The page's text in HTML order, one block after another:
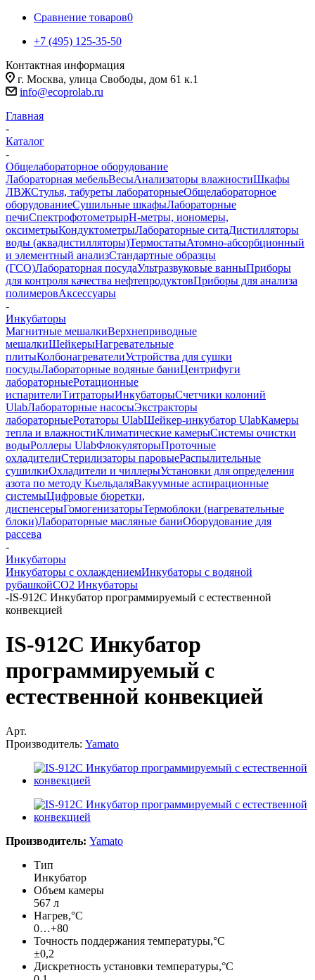
Сравнение товаров0
+7 (495) 125-35-50
Контактная информация
г. Москва, улица Свободы, дом 61 к.1
info@ecoprolab.ru
Главная
-
Каталог
-
Общелабораторное оборудование
Лабораторная мебельВесыАнализаторы влажностиШкафы
ЛВЖСтулья, табуреты лабораторныеОбщелабораторное
оборудованиеСушильные шкафыЛабораторные
печиСпектрофотометрыpH-метры, иономеры,
оксиметрыКондуктометрыЛабораторные ситаДистилляторы
воды (аквадистилляторы)ТермостатыАтомно-абсорбционный
и элементный анализСтандартные образцы
(ГСО)Лабораторная посудаУльтразвуковые ванныПриборы
для контроля качества нефтепродуктовПриборы для анализа
полимеровАксессуары
-
Инкубаторы
Магнитные мешалкиВерхнеприводные
мешалкиШейкерыНагревательные
плитыКолбонагревателиУстройства для сушки
посудыЛабораторные водяные баниЦентрифуги
лабораторныеРотационные
испарителиТитраторыИнкубаторыСчетчики колоний
UlabЛабораторные насосыЭкстракторы
лабораторныеРотаторы UlabШейкер-инкубатор UlabКамеры
тепла и влажностиКлиматические камерыСистемы очистки
водыРоллеры UlabФлокуляторыПроточные
охладителиСтерилизаторы паровыеРаспылительные
сушилкиОхладители и чиллерыУстановки для определения
азота по методу КьельдаляВакуумные аспирационные
системыЦифровые бюретки,
диспенсерыГомогенизаторыТермоблоки (нагревательные
блоки)Лабораторные масляные баниОборудование для
рассева
-
Инкубаторы
Инкубаторы с охлаждениемИнкубаторы с водяной
рубашкойCO2 Инкубаторы
-IS-912C Инкубатор программируемый с естественной
конвекцией
IS-912C Инкубатор
программируемый с
естественной конвекцией
Арт.
Производитель: Yamato
Производитель: Yamato
Тип
Инкубатор
Объем камеры
567 л
Нагрев,°С
0…+80
Точность поддержания температуры,°С
±0,2
Дискретность установки температуры,°С